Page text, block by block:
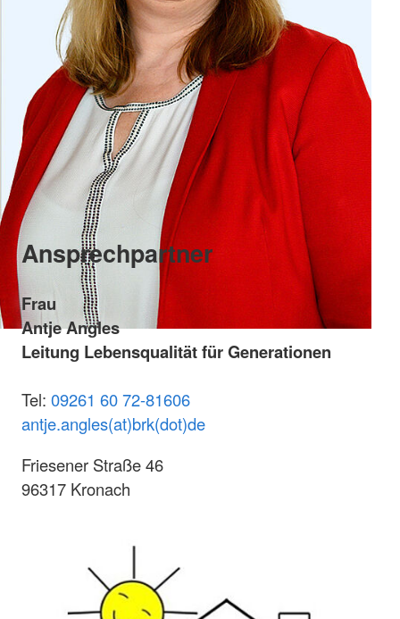
Ansprechpartner
Frau
Antje Angles
Leitung Lebensqualität für Generationen
Tel: 09261 60 72-81606
antje.angles(at)brk(dot)de
Friesener Straße 46
96317 Kronach